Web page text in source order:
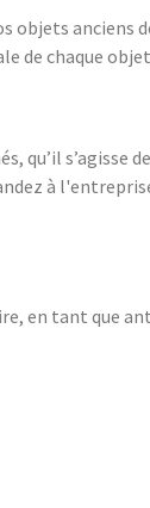
anciens
de chaque
qu’il s’agisse
à
en tant que